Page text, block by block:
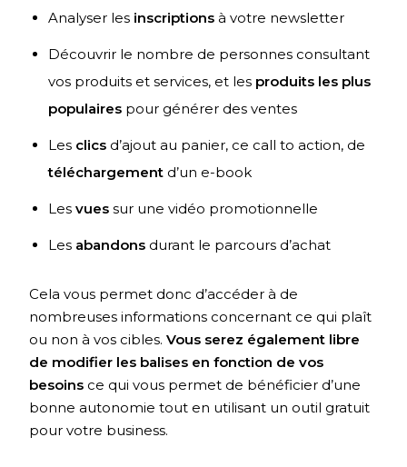
Analyser les inscriptions à votre newsletter
Découvrir le nombre de personnes consultant
vos produits et services, et les produits les plus
populaires pour générer des ventes
Les clics d’ajout au panier, ce call to action, de
téléchargement d’un e-book
Lesvues sur une vidéo promotionnelle
Les abandons durant le parcours d’achat
Cela vous permet donc d’accéder à de
nombreuses informations concernant ce qui plaît
ou non à vos cibles.Vous serez également libre
de modifier les balises en fonction de vos
besoins ce qui vous permet de bénéficier d’une
bonne autonomie tout en utilisant un outil gratuit
pour votre business.